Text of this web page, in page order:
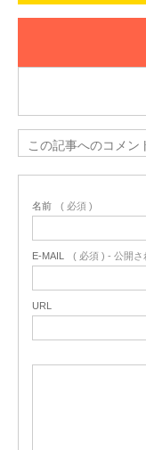
この記事へのコメン
名前 ( 必須 )
E-MAIL ( 必須 ) - 公開さ
URL